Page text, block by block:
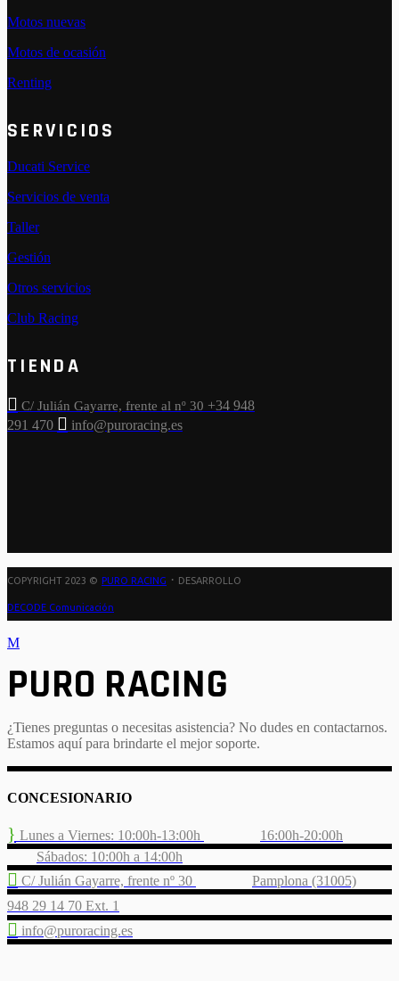
Motos nuevas
Motos de ocasión
Renting
SERVICIOS
Ducati Service
Servicios de venta
Taller
Gestión
Otros servicios
Club Racing
TIENDA
C/ Julián Gayarre, frente al nº 30 +34 948
291 470
info@puroracing.es
COPYRIGHT 2023 © PURO RACING · DESARROLLO
DECODE Comunicación
PURO RACING
¿Tienes preguntas o necesitas asistencia? No dudes en contactarnos.
Estamos aquí para brindarte el mejor soporte.
CONCESIONARIO
Lunes a Viernes: 10:00h-13:00h
16:00h-20:00h
Sábados: 10:00h a 14:00h
C/ Julián Gayarre, frente nº 30
Pamplona (31005)
948 29 14 70 Ext. 1
info@puroracing.es